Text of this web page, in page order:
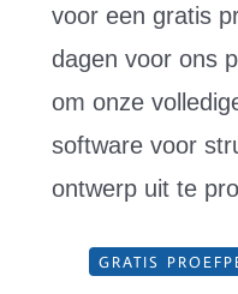
voor een gratis
dagen voor ons
om onze
software voor
ontwerp uit te
GRATIS